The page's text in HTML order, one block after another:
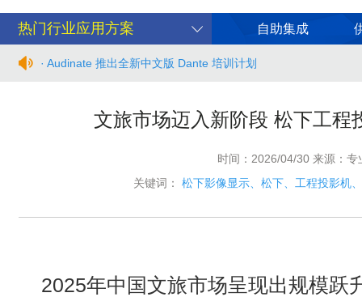
热门行业应用方案 自助集成
· Audinate 推出全新中文版 Dante 培训计划
· 年度必赴约！9月15-17日，闻信第28届广告新科技上海秋交
· Extron 七月新闻集锦
文旅市场迈入新阶段 松下工程
时间：2026/04/30 来源：专
关键词：
松下影像显示、松下、工程投影机
2025年中国文旅市场呈现出规模跃